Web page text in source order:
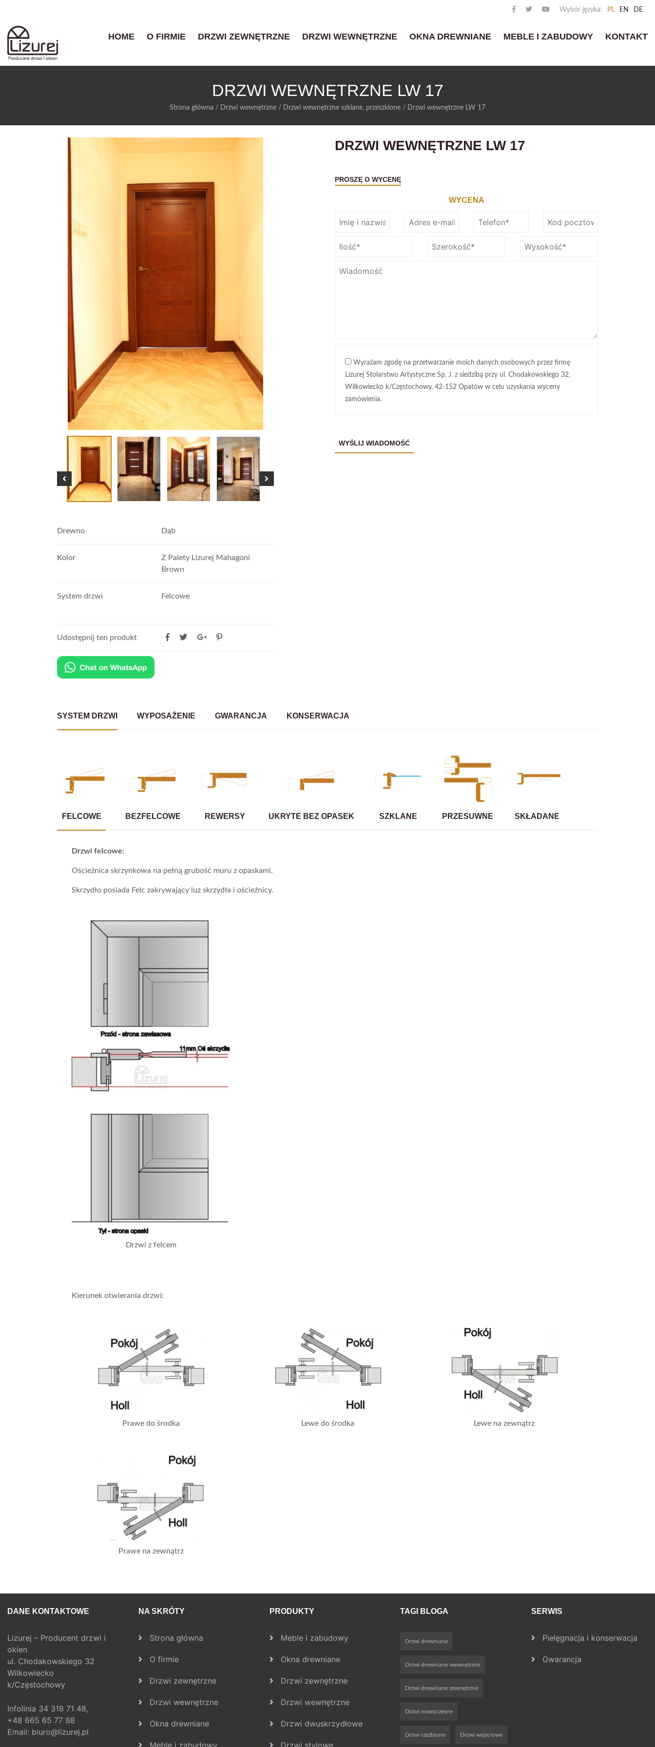
Wybór języka: PL EN DE
HOME O FIRMIE DRZWI ZEWNĘTRZNE DRZWI WEWNĘTRZNE OKNA DREWNIANE MEBLE I ZABUDOWY KONTAKT
DRZWI WEWNĘTRZNE LW 17
Strona główna / Drzwi wewnętrzne / Drzwi wewnętrzne szklane, przeszklone / Drzwi wewnętrzne LW 17
Drewno Dąb
Kolor
Z Palety Lizurej Mahagoni
Brown
System drzwi Felcowe
Udostępnij ten produkt
DRZWI WEWNĘTRZNE LW 17
PROSZĘ O WYCENĘ
WYCENA
Wyrażam zgodę na przetwarzanie moich danych osobowych przez firmę
Lizurej Stolarstwo Artystyczne Sp. J. z siedzibą przy ul. Chodakowskiego 32,
Wilkowiecko k/Częstochowy, 42-152 Opatów w celu uzyskania wyceny
zamówienia.
SYSTEM DRZWI WYPOSAŻENIE GWARANCJA KONSERWACJA
FELCOWE BEZFELCOWE REWERSY UKRYTE BEZ OPASEK SZKLANE PRZESUWNE SKŁADANE
Drzwi felcowe:
Ościeżnica skrzynkowa na pełną grubość muru z opaskami.
Skrzydło posiada Felc zakrywający luz skrzydła i ościeżnicy.
Drzwi z felcem
Kierunek otwierania drzwi:
Prawe do środka Lewe do środka Lewe na zewnątrz
Prawe na zewnątrz
DANE KONTAKTOWE
Lizurej – Producent drzwi i
okien
ul. Chodakowskiego 32
Wilkowiecko
k/Częstochowy
Infolinia 34 318 71 48,
+48 665 65 77 88
Email: biuro@lizurej.pl
NA SKRÓTY
Strona główna
O firmie
Drzwi zewnętrzne
Drzwi wewnętrzne
Okna drewniane
Meble i zabudowy
PRODUKTY
Meble i zabudowy
Okna drewniane
Drzwi zewnętrzne
Drzwi wewnętrzne
Drzwi dwuskrzydłowe
Drzwi stylowe
TAGI BLOGA
Drzwi drewniane
Drzwi drewniane wewnętrzne
Drzwi drewniane zewnętrzne
Drzwi nowoczesne
Drzwi rzeźbione Drzwi wejściowe
SERWIS
Pielęgnacja i konserwacja
Gwarancja